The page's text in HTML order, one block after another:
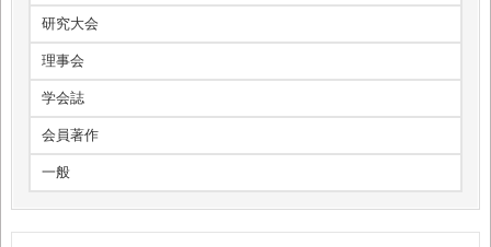
研究大会
理事会
学会誌
会員著作
一般